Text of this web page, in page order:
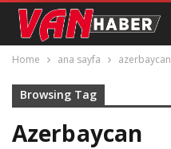
Home ana sayfa azerbaycan
Browsing Tag
Azerbaycan